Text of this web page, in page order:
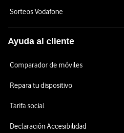
Sorteos Vodafone
Ayuda al cliente
Comparador de móviles
Repara tu dispositivo
Tarifa social
Declaración Accesibilidad